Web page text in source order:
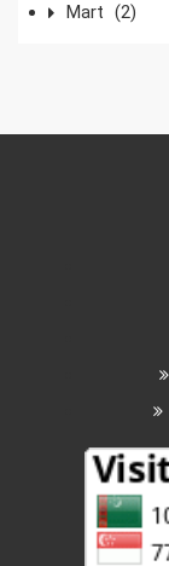
Mart (2)